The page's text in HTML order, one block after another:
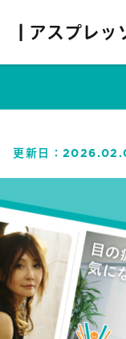
| アスプレ
更新日：